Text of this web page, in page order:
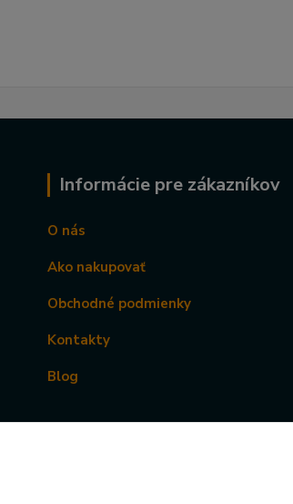
Informácie pre zákazníkov
O nás
Ako nakupovať
Obchodné podmienky
Kontakty
Blog